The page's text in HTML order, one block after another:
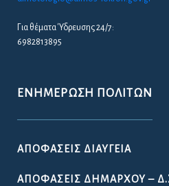
Για θέματα Ύδρευσης 24/7:
6982813895
ΕΝΗΜΈΡΩΣΗ ΠΟΛΙΤΏΝ
ΑΠΟΦΆΣΕΙΣ ΔΙΑΎΓΕΙΑ
ΑΠΟΦΆΣΕΙΣ ΔΗΜΆΡΧΟΥ –